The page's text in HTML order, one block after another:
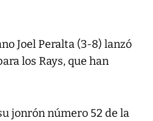
Joel Peralta (3-8) lanzó
los Rays, que han
jonrón número 52 de la